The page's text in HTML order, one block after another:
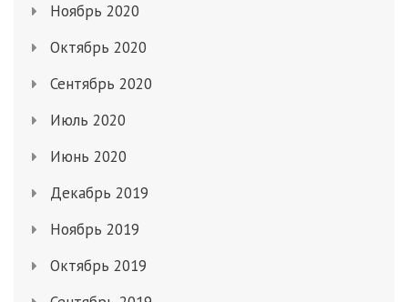
Ноябрь 2020
Октябрь 2020
Сентябрь 2020
Июль 2020
Июнь 2020
Декабрь 2019
Ноябрь 2019
Октябрь 2019